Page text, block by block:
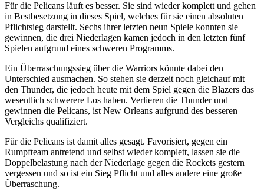
Für die Pelicans läuft es besser. Sie sind wieder komplett und gehen
in Bestbesetzung in dieses Spiel, welches für sie einen absoluten
Pflichtsieg darstellt. Sechs ihrer letzten neun Spiele konnten sie
gewinnen, die drei Niederlagen kamen jedoch in den letzten fünf
Spielen aufgrund eines schweren Programms.
Ein Überraschungssieg über die Warriors könnte dabei den
Unterschied ausmachen. So stehen sie derzeit noch gleichauf mit
den Thunder, die jedoch heute mit dem Spiel gegen die Blazers das
wesentlich schwerere Los haben. Verlieren die Thunder und
gewinnen die Pelicans, ist New Orleans aufgrund des besseren
Vergleichs qualifiziert.
Für die Pelicans ist damit alles gesagt. Favorisiert, gegen ein
Rumpfteam antretend und selbst wieder komplett, lassen sie die
Doppelbelastung nach der Niederlage gegen die Rockets gestern
vergessen und so ist ein Sieg Pflicht und alles andere eine große
Überraschung.